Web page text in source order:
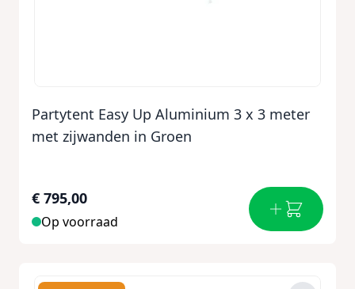
Partytent Easy Up Aluminium 3 x 3 meter
met zijwanden in Groen
€ 795,00
Op voorraad